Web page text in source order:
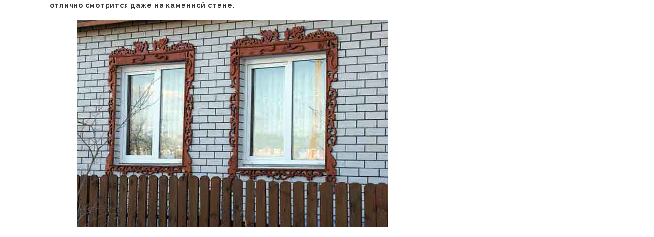
отлично смотрится даже на каменной стене.